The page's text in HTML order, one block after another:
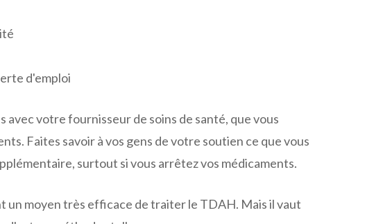
d'emploi
avec votre fournisseur de soins de santé, que vous
Faites savoir à vos gens de votre soutien ce que vous
surtout si vous arrêtez vos médicaments.
un moyen très efficace de traiter le TDAH. Mais il vaut